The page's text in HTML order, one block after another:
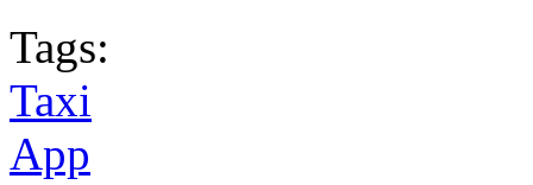
Tags:
Taxi
App